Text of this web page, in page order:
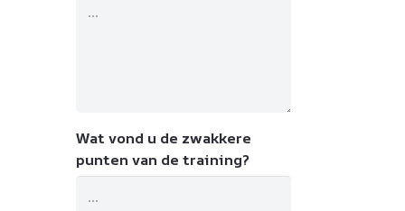
Wat vond u de zwakkere
punten van de training?